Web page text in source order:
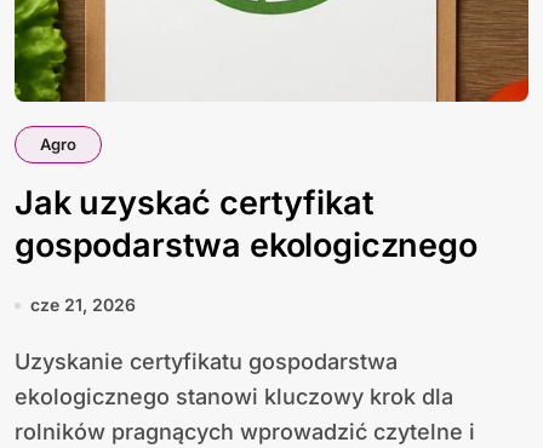
Agro
Jak uzyskać certyfikat
gospodarstwa ekologicznego
cze 21, 2026
Uzyskanie certyfikatu gospodarstwa
ekologicznego stanowi kluczowy krok dla
rolników pragnących wprowadzić czytelne i